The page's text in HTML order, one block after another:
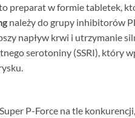
preparat w formie tabletek,
należy do grupy inhibitorów
napływ krwi i utrzymanie
serotoniny (SSRI), który
P-Force na tle